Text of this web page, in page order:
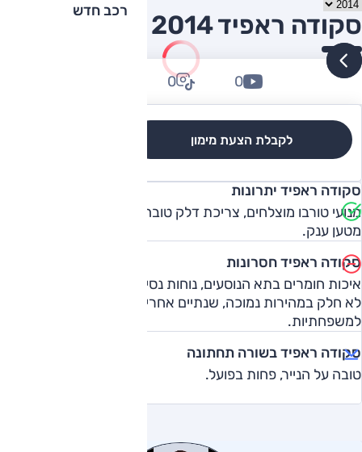
רכב חדש
סקודה ראפיד 2014 יד שניה
לקבלת הצעת מימון
0
0
סקודה ראפיד יתרונות
מנועי טורבו מוצלחים, צריכת דלק טובה. מרחב פנימי גדול, תא
מטען ענק.
סקודה ראפיד חסרונות
איכות חומרים בתא הנוסעים, נוחות נסיעה בינונית, שילוב הילוכים
לא חלק במהירות נמוכה, שנתיים אחריות, מחיר קרוב מדי
למשפחתיות.
סקודה ראפיד בשורה תחתונה
טובה על הנייר, פחות בפועל.